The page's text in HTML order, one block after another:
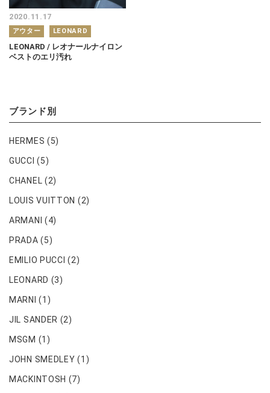
2020.11.17
アウター LEONARD
LEONARD / レオナールナイロン
ベストのエリ汚れ
ブランド別
HERMES (5)
GUCCI (5)
CHANEL (2)
LOUIS VUITTON (2)
ARMANI (4)
PRADA (5)
EMILIO PUCCI (2)
LEONARD (3)
MARNI (1)
JIL SANDER (2)
MSGM (1)
JOHN SMEDLEY (1)
MACKINTOSH (7)